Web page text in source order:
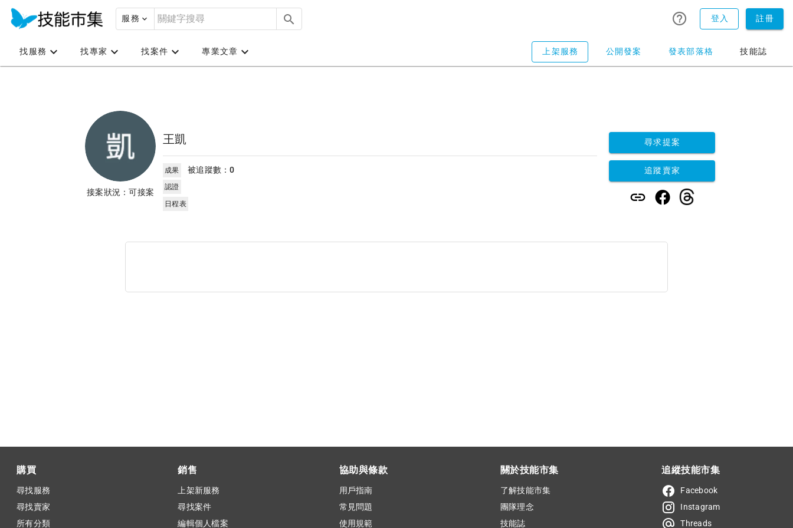
服務 登入 註冊
找服務 找專家 找案件 專業文章 上架服務 公開發案 發表部落格 技能誌
接案狀況：可接案
王凱
成果 被追蹤數：0
認證
日程表
尋求提案
追蹤賣家
購買
尋找服務
尋找賣家
所有分類
銷售
上架新服務
尋找案件
編輯個人檔案
協助與條款
用戶指南
常見問題
使用規範
關於技能市集
了解技能市集
團隊理念
技能誌
追縱技能市集
Facebook
Instagram
Threads